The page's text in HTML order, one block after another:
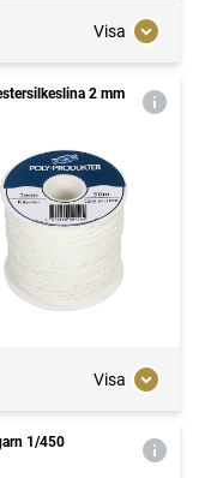
Visa
2 mm
Visa
1/450